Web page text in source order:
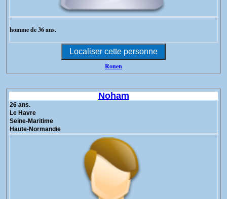
homme de 36 ans.
Rouen
Noham
26 ans.
Le Havre
Seine-Maritime
Haute-Normandie